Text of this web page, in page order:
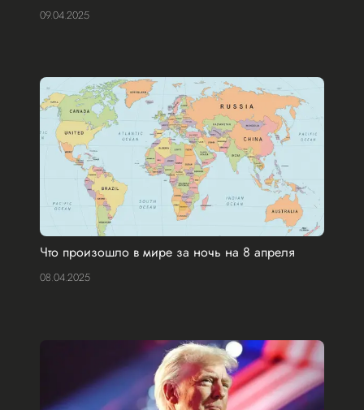
09.04.2025
Что произошло в мире за ночь на 8 апреля
08.04.2025